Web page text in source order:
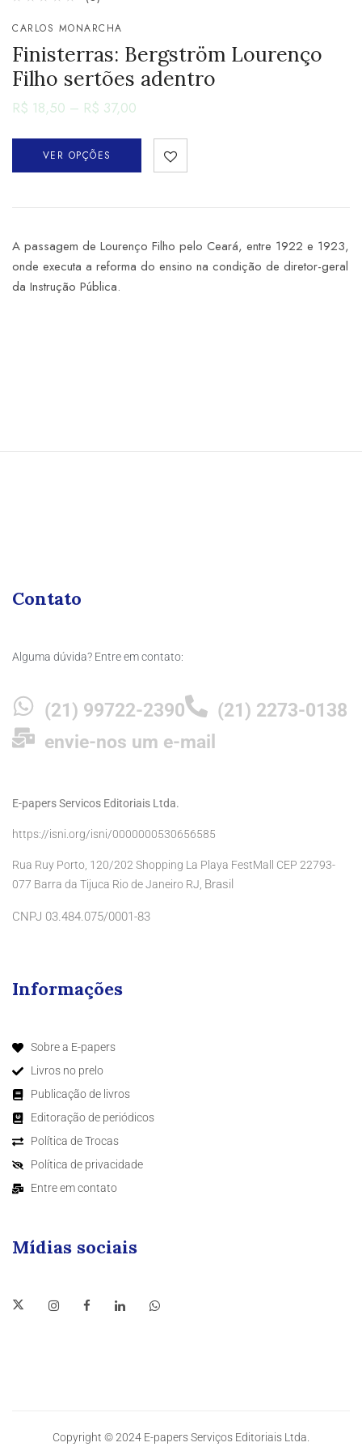
CARLOS MONARCHA
Finisterras: Bergström Lourenço
Filho sertões adentro
R$ 18,50 – R$ 37,00
VER OPÇÕES
A passagem de Lourenço Filho pelo Ceará, entre 1922 e 1923,
onde executa a reforma do ensino na condição de diretor-geral
da Instrução Pública.
Contato
Alguma dúvida? Entre em contato:
(21) 99722-2390
(21) 2273-0138
envie-nos um e-mail
E-papers Servicos Editoriais Ltda.
https://isni.org/isni/0000000530656585
Rua Ruy Porto, 120/202 Shopping La Playa FestMall CEP 22793-
077 Barra da Tijuca Rio de Janeiro RJ, Brasil
CNPJ 03.484.075/0001-83
Informações
Sobre a E-papers
Livros no prelo
Publicação de livros
Editoração de periódicos
Política de Trocas
Política de privacidade
Entre em contato
Mídias sociais
Copyright © 2024 E-papers Serviços Editoriais Ltda.